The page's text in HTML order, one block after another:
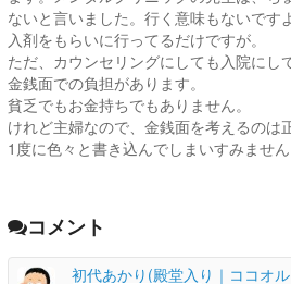
ないと言いました。行く意味もないです
入剤をもらいに行ってるだけですが。
ただ、カウンセリングにしても入院にし
金銭面での負担があります。
貧乏でもお金持ちでもありません。
けれど主婦なので、金銭面を考えるのは
1度に色々と書き込んでしまいすみません
コメント
初代あかり(殿堂入り｜ココオ